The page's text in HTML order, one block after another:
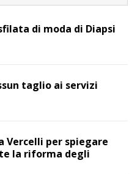
di moda di Diapsi
taglio ai servizi
Vercelli per spiegare
la riforma degli